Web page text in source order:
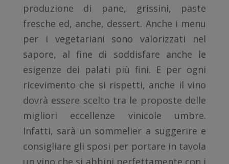
produzione di pane, grissini, paste
fresche ed, anche, dessert. Anche i menu
per i vegetariani sono valorizzati nel
sapore, al fine di soddisfare anche le
esigenze dei palati più fini. E per ogni
ricevimento che si rispetti, anche il vino
dovrà essere scelto tra le proposte delle
migliori eccellenze vinicole umbre.
Infatti, sarà un sommelier a suggerire e
consigliare gli sposi per portare in tavola
un vino che si abbini perfettamente con i